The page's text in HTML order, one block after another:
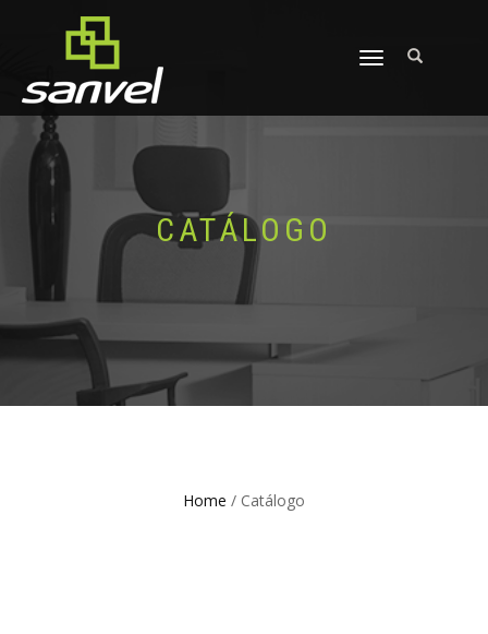
ALTERNAR
CATÁLOGO
Home / Catálogo